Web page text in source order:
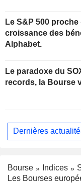
Le S&P 500 proche
croissance des
Alphabet.
Le paradoxe du
records, la Bourse
Dernières
Bourse Indices
Les Bourses